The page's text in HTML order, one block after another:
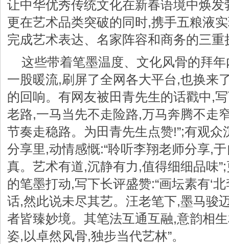
让中华优秀传统文化在新春语境中焕
更在艺术品类突破的同时,携手五粮液
完成艺术表达、名家阵容和商务的三重
这些带着笔墨温度、文化风骨的拜
一股暖流,刷屏了全网各大平台,也换来
的回响。有网友被田青先生的话戳中,
老路,一马当先不走险路,万马奔腾不走
节奏走稳路。为田青先生点赞!”;有观
分享里,动情感慨:“聆听李翔老师分享,
真。艺术有道,沉静有力,值得细细品味
的笔墨打动,写下长评盛赞:“画坛素有‘
话,然此说未尽其艺。汪老笔下,墨马骏
者皆臻妙境。其笔法互通互融,意韵相
姿,以卓然风骨,独步当代艺林”。